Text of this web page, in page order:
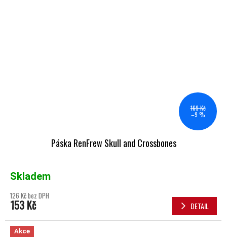
169 Kč
–9 %
Páska RenFrew Skull and Crossbones
Skladem
126 Kč bez DPH
153 Kč DETAIL
Akce